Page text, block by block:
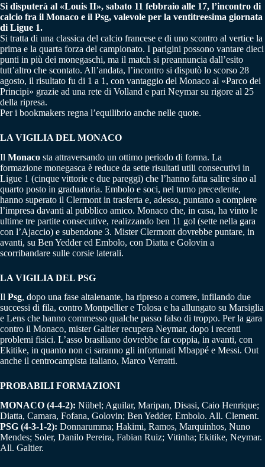
Si disputerà al «Louis II», sabato 11 febbraio alle 17, l’incontro di
calcio fra il Monaco e il Psg, valevole per la ventitreesima giornata
di Ligue 1.
Si tratta di una classica del calcio francese e di uno scontro al vertice la
prima e la quarta forza del campionato. I parigini possono vantare dieci
punti in più dei monegaschi, ma il match si preannuncia dall’esito
tutt’altro che scontato. All’andata, l’incontro si disputò lo scorso 28
agosto, il risultato fu di 1 a 1, con vantaggio del Monaco al «Parco dei
Principi» grazie ad una rete di Volland e pari Neymar su rigore al 25
della ripresa.
Per i bookmakers regna l’equilibrio anche nelle quote.
LA VIGILIA DEL MONACO
Il Monaco sta attraversando un ottimo periodo di forma. La
formazione monegasca è reduce da sette risultati utili consecutivi in
Ligue 1 (cinque vittorie e due pareggi) che l’hanno fatta salire sino al
quarto posto in graduatoria. Embolo e soci, nel turno precedente,
hanno superato il Clermont in trasferta e, adesso, puntano a compiere
l’impresa davanti al pubblico amico. Monaco che, in casa, ha vinto le
ultime tre partite consecutive, realizzando ben 11 gol (sette nella gara
con l’Ajaccio) e subendone 3. Mister Clermont dovrebbe puntare, in
avanti, su Ben Yedder ed Embolo, con Diatta e Golovin a
scorribandare sulle corsie laterali.
LA VIGILIA DEL PSG
Il Psg, dopo una fase altalenante, ha ripreso a correre, infilando due
successi di fila, contro Montpellier e Tolosa e ha allungato su Marsiglia
e Lens che hanno commesso qualche passo falso di troppo. Per la gara
contro il Monaco, mister Galtier recupera Neymar, dopo i recenti
problemi fisici. L’asso brasiliano dovrebbe far coppia, in avanti, con
Ekitike, in quanto non ci saranno gli infortunati Mbappé e Messi. Out
anche il centrocampista italiano, Marco Verratti.
PROBABILI FORMAZIONI
MONACO (4-4-2): Nübel; Aguilar, Maripan, Disasi, Caio Henrique;
Diatta, Camara, Fofana, Golovin; Ben Yedder, Embolo. All. Clement.
PSG (4-3-1-2): Donnarumma; Hakimi, Ramos, Marquinhos, Nuno
Mendes; Soler, Danilo Pereira, Fabian Ruiz; Vitinha; Ekitike, Neymar.
All. Galtier.